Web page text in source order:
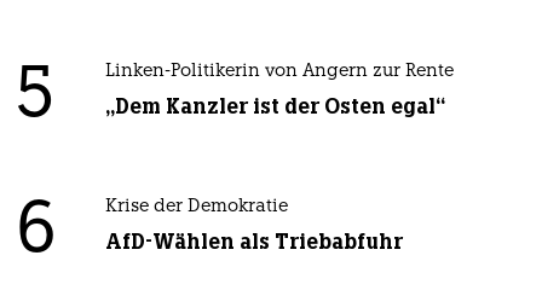
5 Linken-Politikerin von Angern zur Rente
„Dem Kanzler ist der Osten egal“
6 Krise der Demokratie
AfD-Wählen als Triebabfuhr